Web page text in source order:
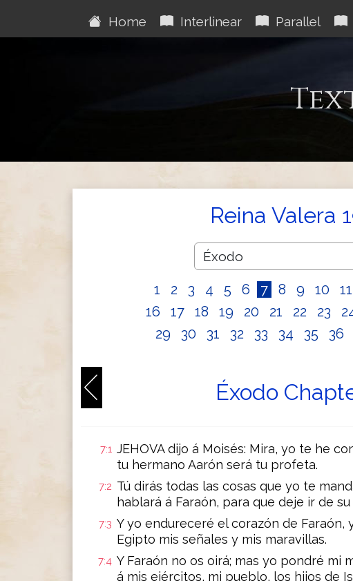
Home Interlinear Parallel
Reina Valera
1 2 3 4 5 6 7 8 9 10 11
16
17 18 19 20 21 22 23
29
30 31 32 33 34 35 36
Éxodo
7:1 JEHOVA dijo á Moisés: Mira, yo te he
tu hermano Aarón será tu profeta.
7:2 Tú dirás todas las cosas que yo te
hablará á Faraón, para que deje ir de
7:3 Y yo endureceré el corazón de
Egipto mis señales y mis maravillas.
7:4 Y Faraón no os oirá; mas yo pondré mi
á mis ejércitos, mi pueblo, los hijos de